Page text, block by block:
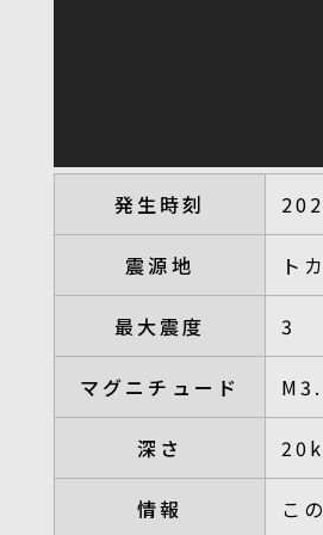
発生時刻
震源地 ト
最大震度 3
マグニチュード
深さ
情報 こ